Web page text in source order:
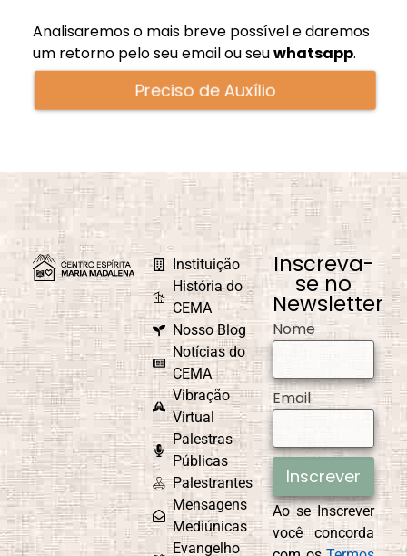
Analisaremos o mais breve possível e daremos
um retorno pelo seu emailou seuwhatsapp.
Preciso de Auxílio
Instituição
História do
CEMA
Nosso Blog
Notícias do
CEMA
Vibração
Virtual
Palestras
Públicas
Palestrantes
Mensagens
Mediúnicas
Evangelho
Inscreva-
se no
Newsletter
Nome
Email
Inscrever
Ao se Inscrever
você concorda